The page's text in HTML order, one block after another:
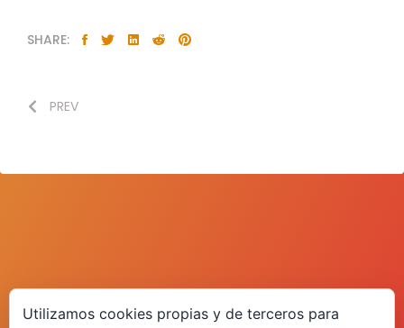
SHARE:
PREV
Utilizamos cookies propias y de terceros para